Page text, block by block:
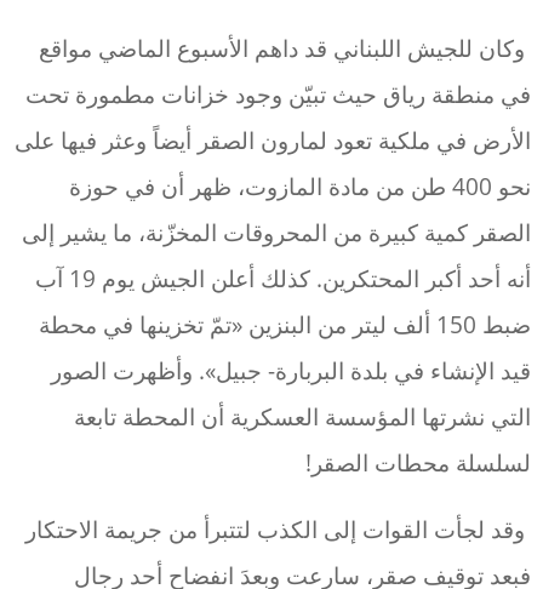
وكان للجيش اللبناني قد داهم الأسبوع الماضي مواقع
في منطقة رياق حيث تبيّن وجود خزانات مطمورة تحت
الأرض في ملكية تعود لمارون الصقر أيضاً وعثر فيها على
نحو 400 طن من مادة المازوت، ظهر أن في حوزة
الصقر كمية كبيرة من المحروقات المخزّنة، ما يشير إلى
أنه أحد أكبر المحتكرين. كذلك أعلن الجيش يوم 19 آب
ضبط 150 ألف ليتر من البنزين «تمّ تخزينها في محطة
قيد الإنشاء في بلدة البربارة- جبيل». وأظهرت الصور
التي نشرتها المؤسسة العسكرية أن المحطة تابعة
لسلسلة محطات الصقر!
وقد لجأت القوات إلى الكذب لتتبرأ من جريمة الاحتكار
فبعد توقيف صقر، سارعت وبعدَ انفضاح أحد رجال